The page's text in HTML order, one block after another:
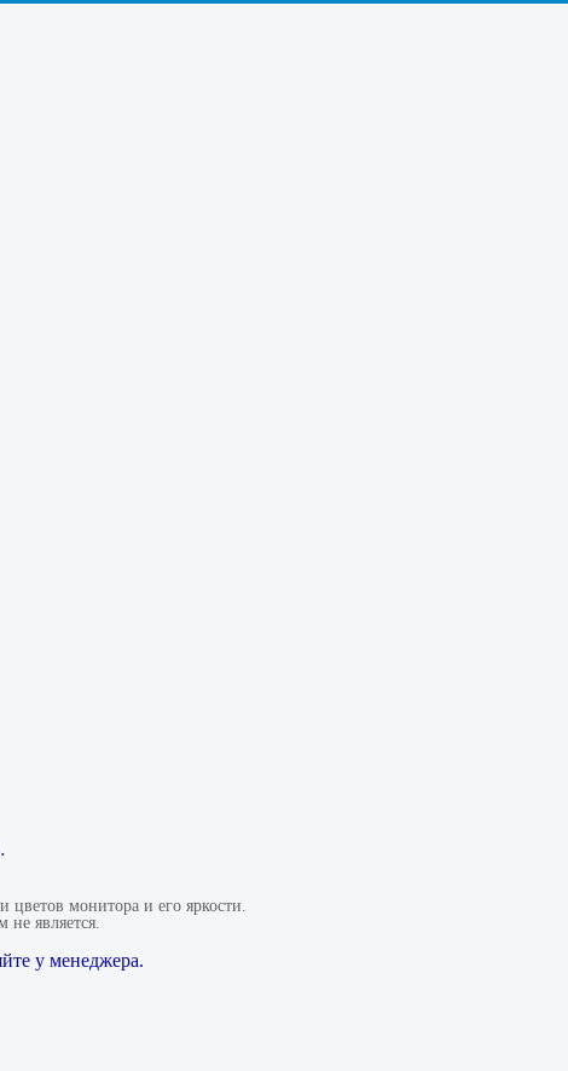
цветов монитора и его яркости.
не является.
у менеджера.